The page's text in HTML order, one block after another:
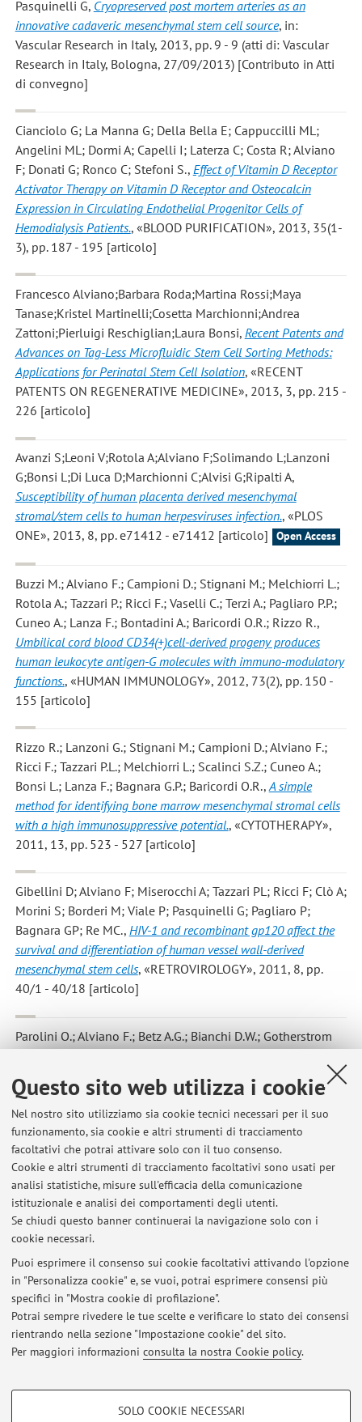
Questo sito web utilizza i cookie
Nel nostro sito utilizziamo sia cookie tecnici necessari per il suo
funzionamento, sia cookie e altri strumenti di tracciamento
facoltativi che potrai attivare solo con il tuo consenso.
Cookie e altri strumenti di tracciamento facoltativi sono usati per
analisi statistiche, misure sull'efficacia della comunicazione
istituzionale e analisi dei comportamenti degli utenti.
Se chiudi questo banner continuerai la navigazione solo con i
cookie necessari.
Puoi esprimere il consenso sui cookie facoltativi attivando l'opzione
in "Personalizza cookie" e, se vuoi, potrai esprimere consensi più
specifici in "Mostra cookie di profilazione".
Potrai sempre rivedere le tue scelte e verificare lo stato dei consensi
rientrando nella sezione "Impostazione cookie" del sito.
Per maggiori informazioni consulta la nostra Cookie policy.
COOKIE DI PROFILAZIONE - FACOLTATIVI
SOLO COOKIE NECESSARI
Pasquinelli G, Cryopreserved post mortem arteries as an
innovative cadaveric mesenchymal stem cell source, in:
Vascular Research in Italy, 2013, pp. 9 - 9 (atti di: Vascular
Research in Italy, Bologna, 27/09/2013) [Contributo in Atti
di convegno]
Cianciolo G; La Manna G; Della Bella E; Cappuccilli ML;
Angelini ML; Dormi A; Capelli I; Laterza C; Costa R; Alviano
F; Donati G; Ronco C; Stefoni S., Effect of Vitamin D Receptor
Activator Therapy on Vitamin D Receptor and Osteocalcin
Expression in Circulating Endothelial Progenitor Cells of
Hemodialysis Patients., «BLOOD PURIFICATION», 2013, 35(1-
3), pp. 187 - 195 [articolo]
Francesco Alviano;Barbara Roda;Martina Rossi;Maya
Tanase;Kristel Martinelli;Cosetta Marchionni;Andrea
Zattoni;Pierluigi Reschiglian;Laura Bonsi, Recent Patents and
Advances on Tag-Less Microfluidic Stem Cell Sorting Methods:
Applications for Perinatal Stem Cell Isolation, «RECENT
PATENTS ON REGENERATIVE MEDICINE», 2013, 3, pp. 215 -
226 [articolo]
Avanzi S;Leoni V;Rotola A;Alviano F;Solimando L;Lanzoni
G;Bonsi L;Di Luca D;Marchionni C;Alvisi G;Ripalti A,
Susceptibility of human placenta derived mesenchymal
stromal/stem cells to human herpesviruses infection., «PLOS
ONE», 2013, 8, pp. e71412 - e71412 [articolo]
Open Access
Buzzi M.; Alviano F.; Campioni D.; Stignani M.; Melchiorri L.;
Rotola A.; Tazzari P.; Ricci F.; Vaselli C.; Terzi A.; Pagliaro P.P.;
Cuneo A.; Lanza F.; Bontadini A.; Baricordi O.R.; Rizzo R.,
Umbilical cord blood CD34(+)cell-derived progeny produces
human leukocyte antigen-G molecules with immuno-modulatory
functions., «HUMAN IMMUNOLOGY», 2012, 73(2), pp. 150 -
155 [articolo]
Rizzo R.; Lanzoni G.; Stignani M.; Campioni D.; Alviano F.;
Ricci F.; Tazzari P.L.; Melchiorri L.; Scalinci S.Z.; Cuneo A.;
Bonsi L.; Lanza F.; Bagnara G.P.; Baricordi O.R.,A simple
method for identifying bone marrow mesenchymal stromal cells
with a high immunosuppressive potential., «CYTOTHERAPY»,
2011, 13, pp. 523 - 527 [articolo]
Gibellini D; Alviano F; Miserocchi A; Tazzari PL; Ricci F; Clò A;
Morini S; Borderi M; Viale P; Pasquinelli G; Pagliaro P;
Bagnara GP; Re MC., HIV-1 and recombinant gp120 affect the
survival and differentiation of human vessel wall-derived
mesenchymal stem cells, «RETROVIROLOGY», 2011, 8, pp.
40/1 - 40/18 [articolo]
Parolini O.; Alviano F.; Betz A.G.; Bianchi D.W.; Gotherstrom
Meeting report of the first conference of the International
Placenta Stem Cell Society (IPLASS)., «PLACENTA», 2011, 32,
pp. 285 - 290 [articolo]
3 4 5 6 7
Ultimi avvisi
Al momento non sono presenti avvisi.